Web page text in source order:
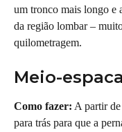
um tronco mais longo e
da região lombar –
quilometragem.
Meio-
Como fazer: A partir
para trás para que a